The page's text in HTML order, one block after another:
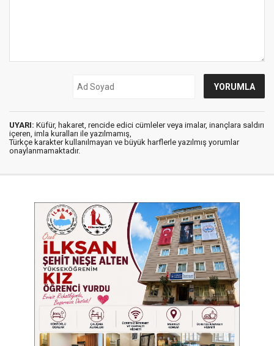
UYARI: Küfür, hakaret, rencide edici cümleler veya imalar, inançlara saldırı
içeren, imla kuralları ile yazılmamış,
Türkçe karakter kullanılmayan ve büyük harflerle yazılmış yorumlar
onaylanmamaktadır.